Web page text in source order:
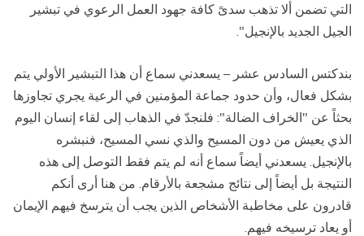
التي تضمن ألا تذهب سدىً كافة جهود العمل الرعوي في تبشير
الجيل الجديد بالإنجيل".
بندكتس السادس عشر – يسعدني سماع أن هذا التبشير الأولي يتم
بشكل فعال، وأن حدود جماعة المؤمنين في الرعية يجري تجاوزها
بحثاً عن "الخراف الضالة": فلنجدّ في الذهاب إلى لقاء إنسان اليوم
الذي يعيش من دون المسيح والذي نسي المسيح، فنبشره
بالإنجيل. يسعدني أيضاً سماع أنه لم يتم فقط التوصل إلى هذه
النتيجة بل أيضاً إلى نتائج مشجعة بالأرقام. من هنا أرى أنكم
قادرون على مخاطبة الأشخاص الذين يجب أن يترسخ فيهم الإيمان
أو يعاد ترسيخه فيهم.